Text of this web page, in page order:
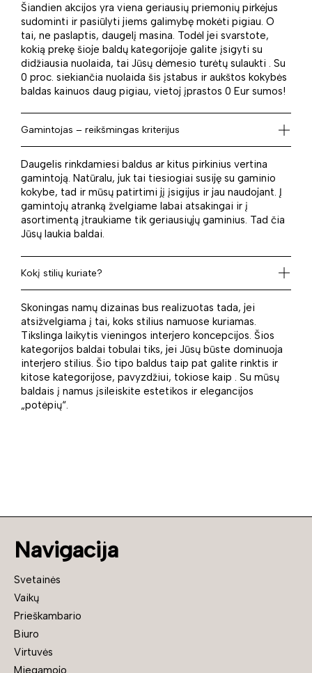
Šiandien akcijos yra viena geriausių priemonių pirkėjus
sudominti ir pasiūlyti jiems galimybę mokėti pigiau. O
tai, ne paslaptis, daugelį masina. Todėl jei svarstote,
kokią prekę šioje baldų kategorijoje galite įsigyti su
didžiausia nuolaida, tai Jūsų dėmesio turėtų sulaukti . Su
0 proc. siekiančia nuolaida šis įstabus ir aukštos kokybės
baldas kainuos daug pigiau, vietoj įprastos 0 Eur sumos!
Gamintojas – reikšmingas kriterijus
Daugelis rinkdamiesi baldus ar kitus pirkinius vertina
gamintoją. Natūralu, juk tai tiesiogiai susiję su gaminio
kokybe, tad ir mūsų patirtimi jį įsigijus ir jau naudojant. Į
gamintojų atranką žvelgiame labai atsakingai ir į
asortimentą įtraukiame tik geriausiųjų gaminius. Tad čia
Jūsų laukia baldai.
Kokį stilių kuriate?
Skoningas namų dizainas bus realizuotas tada, jei
atsižvelgiama į tai, koks stilius namuose kuriamas.
Tikslinga laikytis vieningos interjero koncepcijos. Šios
kategorijos baldai tobulai tiks, jei Jūsų būste dominuoja
interjero stilius. Šio tipo baldus taip pat galite rinktis ir
kitose kategorijose, pavyzdžiui, tokiose kaip . Su mūsų
baldais į namus įsileiskite estetikos ir elegancijos
„potėpių“.
Navigacija
Svetainės
Vaikų
Prieškambario
Biuro
Virtuvės
Miegamojo